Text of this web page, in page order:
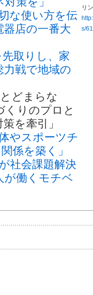
リ
s/61
な使い方を伝
器店の一番大
取りし、家
戦で地域の
どまらな
くりのプロと
を牽引」
やスポーツチ
係を築く」
社会課題解決
が働くモチベ